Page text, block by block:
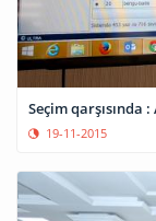
Seçim
19-11-2015